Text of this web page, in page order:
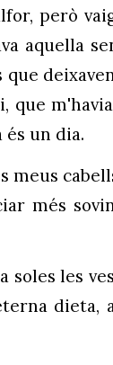
però
aquella
que
un dia.
meus
més
soles les
dieta,